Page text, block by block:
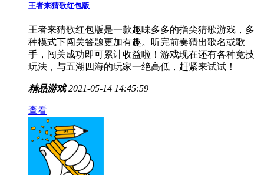
王者来猜歌红包版
王者来猜歌红包版是一款趣味多多的指尖猜歌游戏，多
种模式下闯关答题更加有趣。听完前奏猜出歌名或歌
手，闯关成功即可累计收益啦！游戏现在还有各种竞技
玩法，与五湖四海的玩家一绝高低，赶紧来试试！
精品游戏 2021-05-14 14:45:59
查看